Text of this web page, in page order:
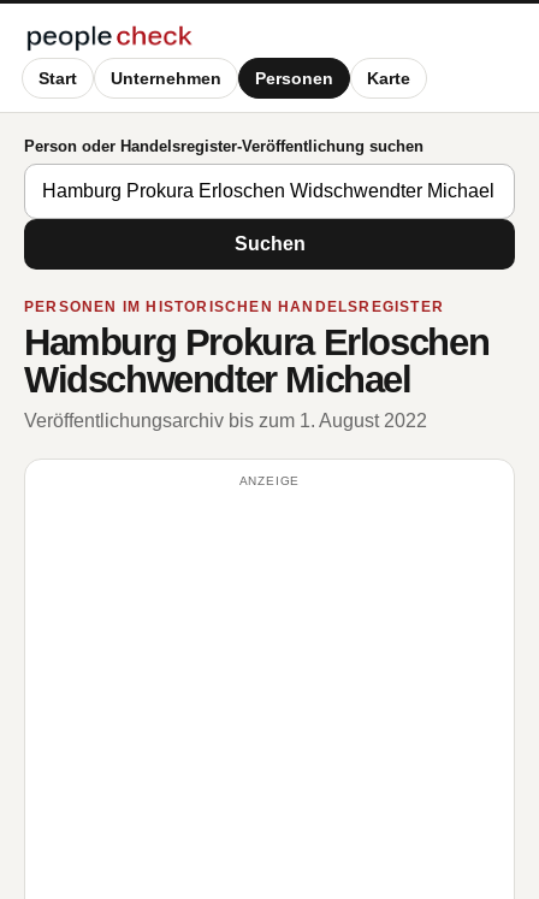
Start Unternehmen Personen Karte
Person oder Handelsregister-Veröffentlichung suchen
Suchen
PERSONEN IM HISTORISCHEN HANDELSREGISTER
Hamburg Prokura Erloschen
Widschwendter Michael
Veröffentlichungsarchiv bis zum 1. August 2022
ANZEIGE